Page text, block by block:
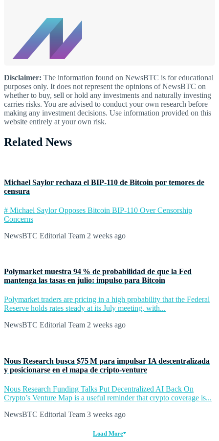
Disclaimer: The information found on NewsBTC is for educational
purposes only. It does not represent the opinions of NewsBTC on
whether to buy, sell or hold any investments and naturally investing
carries risks. You are advised to conduct your own research before
making any investment decisions. Use information provided on this
website entirely at your own risk.
Related News
Michael Saylor rechaza el BIP‑110 de Bitcoin por temores de
censura
# Michael Saylor Opposes Bitcoin BIP-110 Over Censorship
Concerns
NewsBTC Editorial Team 2 weeks ago
Polymarket muestra 94 % de probabilidad de que la Fed
mantenga las tasas en julio: impulso para Bitcoin
Polymarket traders are pricing in a high probability that the Federal
Reserve holds rates steady at its July meeting, with...
NewsBTC Editorial Team 2 weeks ago
Nous Research busca $75 M para impulsar IA descentralizada
y posicionarse en el mapa de cripto‑venture
Nous Research Funding Talks Put Decentralized AI Back On
Crypto’s Venture Map is a useful reminder that crypto coverage is...
NewsBTC Editorial Team 3 weeks ago
Load More